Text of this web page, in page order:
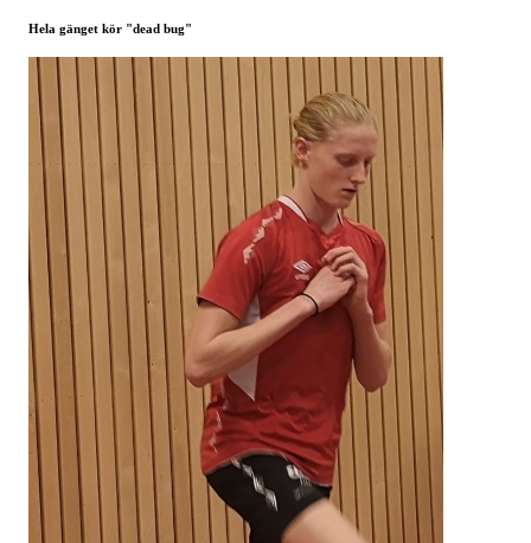
Hela gänget kör "dead bug"